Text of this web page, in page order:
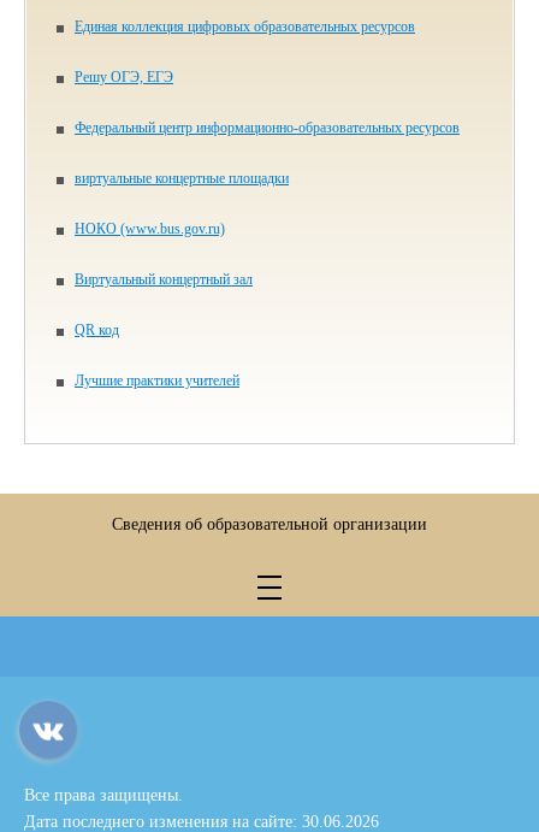
Единая коллекция цифровых образовательных ресурсов
Решу ОГЭ, ЕГЭ
Федеральный центр информационно-образовательных ресурсов
виртуальные концертные площадки
НОКО (www.bus.gov.ru)
Виртуальный концертный зал
QR код
Лучшие практики учителей
Сведения об образовательной организации
Все права защищены.
Дата последнего изменения на сайте: 30.06.2026